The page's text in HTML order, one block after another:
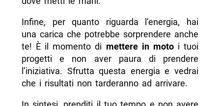
Infine, per quanto riguarda l’energia, hai
una carica che potrebbe sorprendere anche
te! È il momento di mettere in motoi tuoi
progetti e non aver paura di prendere
l’iniziativa. Sfrutta questa energia e vedrai
che i risultati non tarderanno ad arrivare.